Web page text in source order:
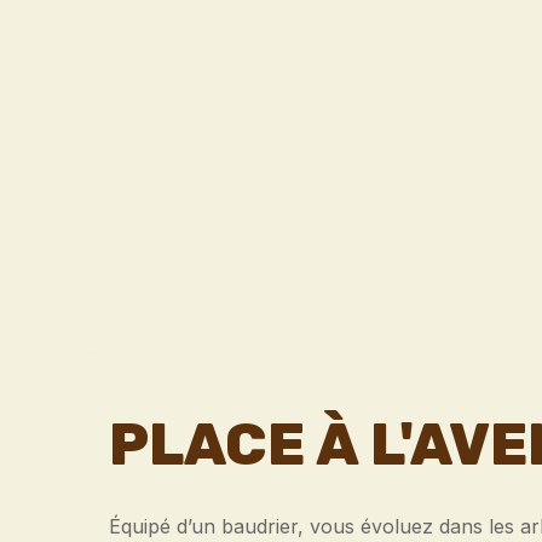
PLACE À
Équipé d’un baudrier, vous évoluez dans les